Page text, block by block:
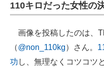
110キロだった女性の
画像を投稿したのは、
（@non_110kg）さん。
功 し、無理なくコツコツ